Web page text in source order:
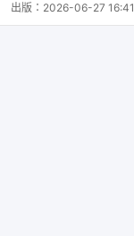
出版： 2026-06-27 16:41